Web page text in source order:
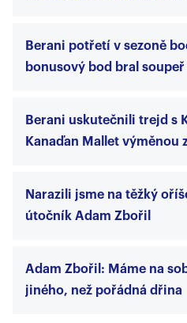
Berani potřetí v sezoně
bonusový bod bral soupeř
Berani uskutečnili trejd s
Kanaďan Mallet výměnou
Narazili jsme na těžký
útočník Adam Zbořil
Adam Zbořil: Máme na
jiného, než pořádná dřina